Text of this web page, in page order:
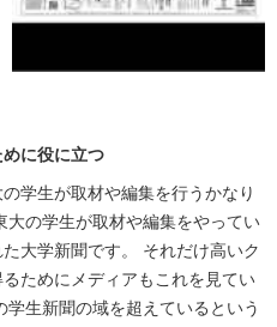
に役に立つ
学生が取材や編集を行うかなり
の学生が取材や編集をやってい
大学新聞です。 それだけ高いク
ためにメディアもこれを見てい
生新聞の域を超えているという